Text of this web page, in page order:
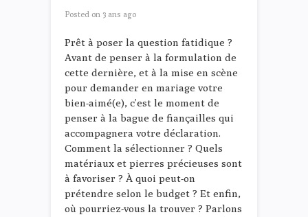
Posted on 3 ans ago
Prêt à poser la question fatidique ?
Avant de penser à la formulation de
cette dernière, et à la mise en scène
pour demander en mariage votre
bien-aimé(e), c’est le moment de
penser à la bague de fiançailles qui
accompagnera votre déclaration.
Comment la sélectionner ? Quels
matériaux et pierres précieuses sont
à favoriser ? À quoi peut-on
prétendre selon le budget ? Et enfin,
où pourriez-vous la trouver ? Parlons